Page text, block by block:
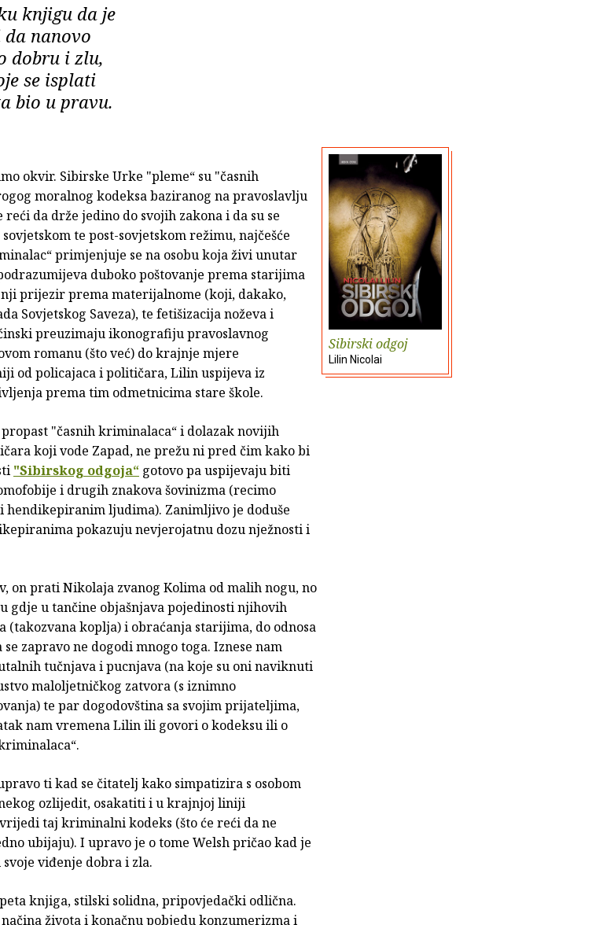
knjigu da je
nanovo
dobru i zlu,
se isplati
bio u pravu.
Sibirski odgoj
Lilin Nicolai
okvir. Sibirske Urke "pleme“ su "časnih
moralnog kodeksa baziranog na pravoslavlju
da drže jedino do svojih zakona i da su se
te post-sovjetskom režimu, najčešće
primjenjuje se na osobu koja živi unutar
duboko poštovanje prema starijima
prijezir prema materijalnome (koji, dakako,
Sovjetskog Saveza), te fetišizacija noževa i
preuzimaju ikonografiju pravoslavnog
romanu (što već) do krajnje mjere
od policajaca i političara, Lilin uspijeva iz
prema tim odmetnicima stare škole.
"časnih kriminalaca“ i dolazak novijih
koji vode Zapad, ne prežu ni pred čim kako bi
"Sibirskog odgoja“ gotovo pa uspijevaju biti
i drugih znakova šovinizma (recimo
ljudima). Zanimljivo je doduše
pokazuju nevjerojatnu dozu nježnosti i
on prati Nikolaja zvanog Kolima od malih nogu, no
gdje u tančine objašnjava pojedinosti njihovih
(takozvana koplja) i obraćanja starijima, do odnosa
zapravo ne dogodi mnogo toga. Iznese nam
tučnjava i pucnjava (na koje su oni naviknuti
maloljetničkog zatvora (s iznimno
te par dogodovština sa svojim prijateljima,
nam vremena Lilin ili govori o kodeksu ili o
ti kad se čitatelj kako simpatizira s osobom
ozlijedit, osakatiti i u krajnjoj liniji
taj kriminalni kodeks (što će reći da ne
ubijaju). I upravo je o tome Welsh pričao kad je
viđenje dobra i zla.
knjiga, stilski solidna, pripovjedački odlična.
života i konačnu pobjedu konzumerizma i